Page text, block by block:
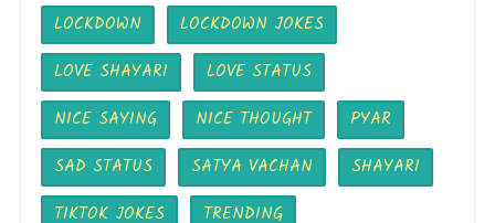
LOCKDOWN
LOCKDOWN JOKES
LOVE SHAYARI
LOVE STATUS
NICE SAYING
NICE THOUGHT
PYAR
SAD STATUS
SATYA VACHAN
SHAYARI
TIKTOK JOKES
TRENDING